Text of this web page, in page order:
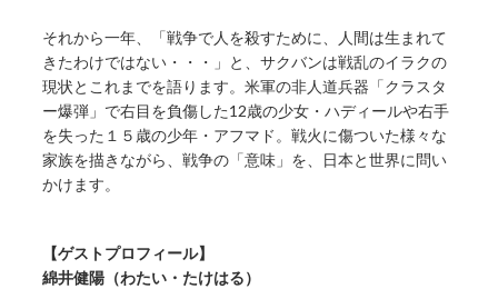
それから一年、「戦争で人を殺すために、人間は生まれて
きたわけではない・・・」と、サクバンは戦乱のイラクの
現状とこれまでを語ります。米軍の非人道兵器「クラスタ
ー爆弾」で右目を負傷した12歳の少女・ハディールや右手
を失った１５歳の少年・アフマド。戦火に傷ついた様々な
家族を描きながら、戦争の「意味」を、日本と世界に問い
かけます。
【ゲストプロフィール】
綿井健陽（わたい・たけはる）